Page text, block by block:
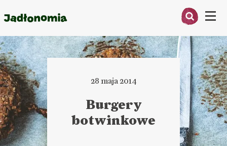
Menu
O MNIE
PRZEPISY
ARTYKUŁY
KSIĄŻKI
28 maja 2014
Burgery
botwinkowe